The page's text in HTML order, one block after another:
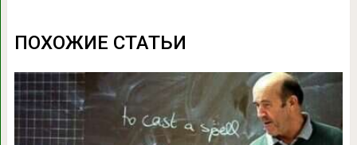
ПОХОЖИЕ СТАТЬИ